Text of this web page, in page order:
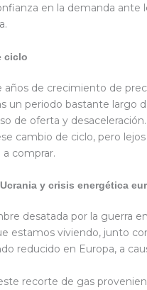
en la demanda ante
ciclo
años de crecimiento de
un periodo bastante largo
de oferta y
cambio de ciclo, pero
a comprar.
y crisis energética
desatada por la guerra
estamos viviendo, junto
reducido en Europa, a
recorte de gas